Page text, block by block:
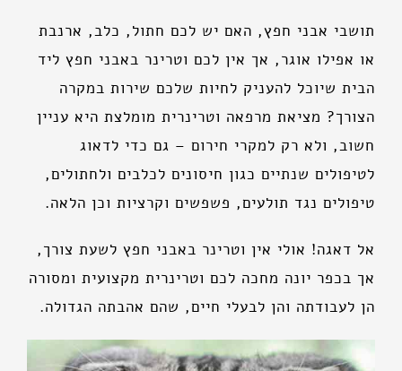
תושבי אבני חפץ, האם יש לכם חתול, כלב, ארנבת
או אפילו אוגר, אך אין לכם וטרינר באבני חפץ ליד
הבית שיוכל להעניק לחיות שלכם שירות במקרה
הצורך? מציאת מרפאה וטרינרית מומלצת היא עניין
חשוב, ולא רק למקרי חירום – גם כדי לדאוג
לטיפולים שנתיים כגון חיסונים לכלבים ולחתולים,
טיפולים נגד תולעים, פשפשים וקרציות וכן הלאה.
אל דאגה! אולי אין וטרינר באבני חפץ לשעת צורך,
אך בכפר יונה מחכה לכם וטרינרית מקצועית ומסורה
הן לעבודתה והן לבעלי חיים, שהם אהבתה הגדולה.